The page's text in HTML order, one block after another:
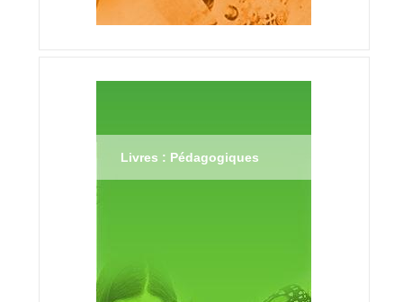
Livres : Pédagogiques